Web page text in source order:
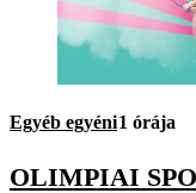
Egyéb egyéni1 órája
OLIMPIAI